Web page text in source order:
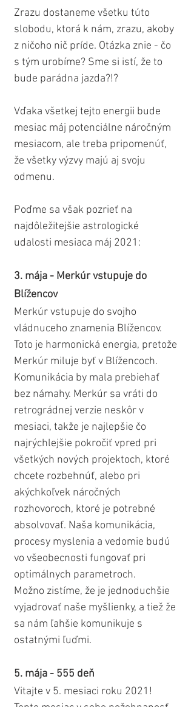
Zrazu dostaneme všetku túto
slobodu, ktorá k nám, zrazu, akoby
z ničoho nič príde. Otázka znie - čo
s tým urobíme? Sme si istí, že to
bude parádna jazda?!?
Vďaka všetkej tejto energii bude
mesiac máj potenciálne náročným
mesiacom, ale treba pripomenúť,
že všetky výzvy majú aj svoju
odmenu.
Poďme sa však pozrieť na
najdôležitejšie astrologické
udalosti mesiaca máj 2021:
3. mája - Merkúr vstupuje do
Blížencov
Merkúr vstupuje do svojho
vládnuceho znamenia Blížencov.
Toto je harmonická energia, pretože
Merkúr miluje byť v Blížencoch.
Komunikácia by mala prebiehať
bez námahy. Merkúr sa vráti do
retrográdnej verzie neskôr v
mesiaci, takže je najlepšie čo
najrýchlejšie pokročiť vpred pri
všetkých nových projektoch, ktoré
chcete rozbehnúť, alebo pri
akýchkoľvek náročných
rozhovoroch, ktoré je potrebné
absolvovať. Naša komunikácia,
procesy myslenia a vedomie budú
vo všeobecnosti fungovať pri
optimálnych parametroch.
Možno zistíme, že je jednoduchšie
vyjadrovať naše myšlienky, a tiež že
sa nám ľahšie komunikuje s
ostatnými ľuďmi.
5. mája - 555 deň
Vitajte v 5. mesiaci roku 2021!